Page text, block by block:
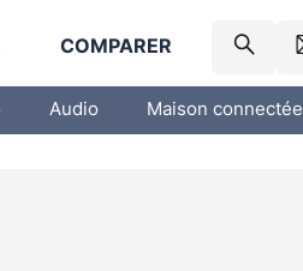
COMPARER
Audio Maison connectée